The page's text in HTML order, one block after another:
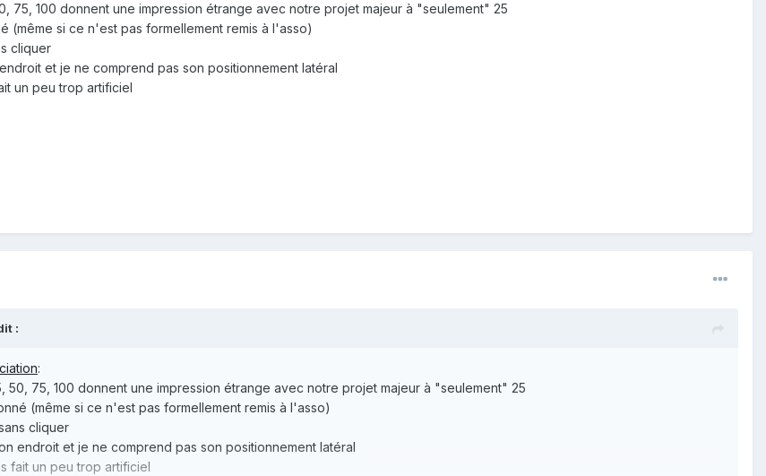
75, 100 donnent une impression étrange avec notre projet majeur à "seulement" 25
(même si ce n'est pas formellement remis à l'asso)
cliquer
et je ne comprend pas son positionnement latéral
un peu trop artificiel
:
:
50, 75, 100 donnent une impression étrange avec notre projet majeur à "seulement" 25
(même si ce n'est pas formellement remis à l'asso)
cliquer
endroit et je ne comprend pas son positionnement latéral
fait un peu trop artificiel